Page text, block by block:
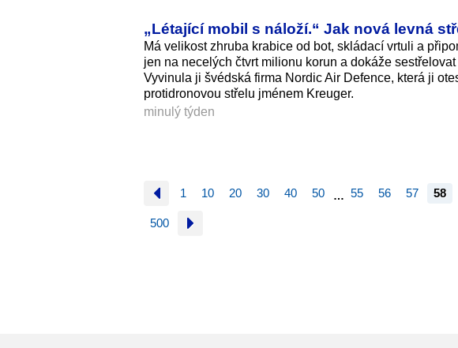
„Létající mobil s náloží.“ Jak nová levná
Má velikost zhruba krabice od bot, skládací vrtuli a
jen na necelých čtvrt milionu korun a dokáže
Vyvinula ji švédská firma Nordic Air Defence, která ji
protidronovou střelu jménem Kreuger.
minulý týden
1 10 20 30 40 50 … 55 56 57 58
500